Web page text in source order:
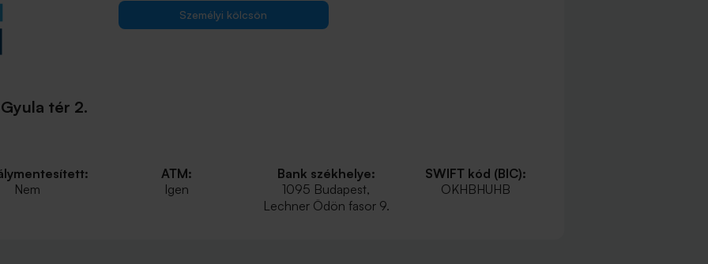
tér 2.
Személyi kölcsön
Nem
ATM:
Igen
Bank székhelye:
1095 Budapest,
Lechner Ödön fasor 9.
SWIFT kód (BIC):
OKHBHUHB